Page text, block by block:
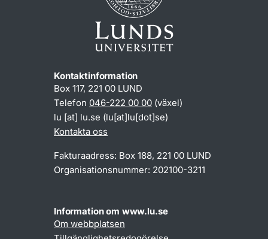
Kontaktinformation
Box 117, 221 00 LUND
Telefon 046-222 00 00 (växel)
lu [at] lu.se (lu[at]lu[dot]se)
Kontakta oss
Fakturaadress: Box 188, 221 00 LUND
Organisationsnummer: 202100-3211
Information om www.lu.se
Om webbplatsen